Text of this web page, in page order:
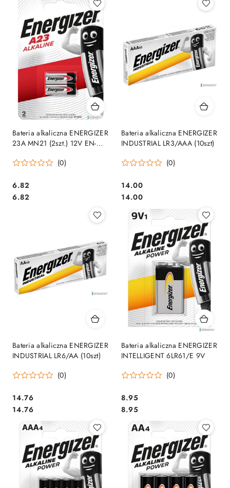
Bateria alkaliczna ENERGIZER
23A MN21 (2szt.) 12V EN-
samochodowego
(0)
Cena:
6.82
Cena:
6.82
Bateria alkaliczna ENERGIZER
INDUSTRIAL LR3/AAA (10szt)
(0)
Cena:
14.00
Cena:
14.00
Bateria alkaliczna ENERGIZER
INDUSTRIAL LR6/AA (10szt)
(0)
Cena:
14.76
Cena:
14.76
Bateria alkaliczna ENERGIZER
INTELLIGENT 6LR61/E 9V
(0)
Cena:
8.95
Cena:
8.95